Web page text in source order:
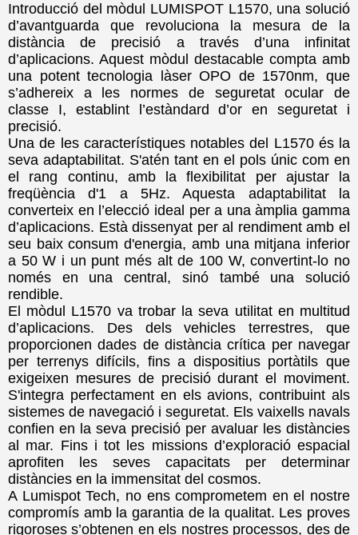
Introducció del mòdul LUMISPOT L1570, una solució
d’avantguarda que revoluciona la mesura de la
distància de precisió a través d’una infinitat
d’aplicacions. Aquest mòdul destacable compta amb
una potent tecnologia làser OPO de 1570nm, que
s’adhereix a les normes de seguretat ocular de
classe I, establint l’estàndard d’or en seguretat i
precisió.
Una de les característiques notables del L1570 és la
seva adaptabilitat. S'atén tant en el pols únic com en
el rang continu, amb la flexibilitat per ajustar la
freqüència d'1 a 5Hz. Aquesta adaptabilitat la
converteix en l’elecció ideal per a una àmplia gamma
d’aplicacions. Està dissenyat per al rendiment amb el
seu baix consum d'energia, amb una mitjana inferior
a 50 W i un punt més alt de 100 W, convertint-lo no
només en una central, sinó també una solució
rendible.
El mòdul L1570 va trobar la seva utilitat en multitud
d’aplicacions. Des dels vehicles terrestres, que
proporcionen dades de distància crítica per navegar
per terrenys difícils, fins a dispositius portàtils que
exigeixen mesures de precisió durant el moviment.
S'integra perfectament en els avions, contribuint als
sistemes de navegació i seguretat. Els vaixells navals
confien en la seva precisió per avaluar les distàncies
al mar. Fins i tot les missions d’exploració espacial
aprofiten les seves capacitats per determinar
distàncies en la immensitat del cosmos.
A Lumispot Tech, no ens comprometem en el nostre
compromís amb la garantia de la qualitat. Les proves
rigoroses s’obtenen en els nostres processos, des de